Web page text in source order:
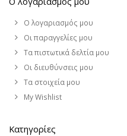
Ο λογαριασμός μου
Οι παραγγελίες μου
Τα πιστωτικά δελτία μου
Οι διευθύνσεις μου
Τα στοιχεία μου
My Wishlist
Κατηγορίες